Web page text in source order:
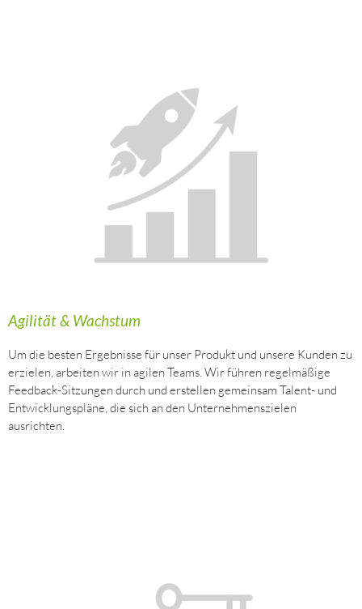
Agilität & Wachstum
Um die besten Ergebnisse für unser Produkt und unsere Kunden zu
erzielen, arbeiten wir in agilen Teams. Wir führen regelmäßige
Feedback-Sitzungen durch und erstellen gemeinsam Talent- und
Entwicklungspläne, die sich an den Unternehmenszielen
ausrichten.